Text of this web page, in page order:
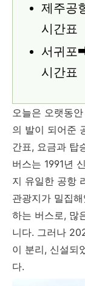
제주공
시간표
서귀포
시간표
오늘은 오랫동
의 발이 되어준
간표, 요금과 탑
버스는 1991년
지 유일한 공항
관광지가 밀집
하는 버스로, 많
니다. 그러나
이 분리, 신설되
다.